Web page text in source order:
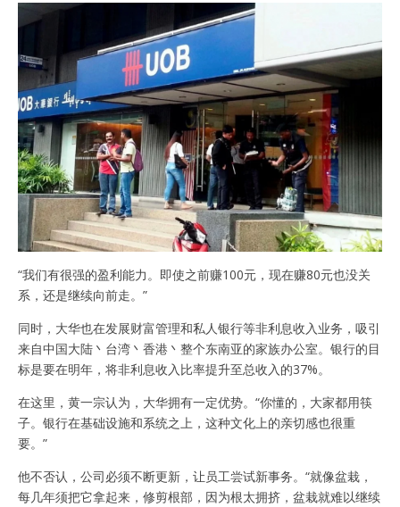
“我们有很强的盈利能力。即使之前赚100元，现在赚80元也没关
系，还是继续向前走。”
同时，大华也在发展财富管理和私人银行等非利息收入业务，吸引
来自中国大陆丶台湾丶香港丶整个东南亚的家族办公室。银行的目
标是要在明年，将非利息收入比率提升至总收入的37%。
在这里，黄一宗认为，大华拥有一定优势。“你懂的，大家都用筷
子。银行在基础设施和系统之上，这种文化上的亲切感也很重
要。”
他不否认，公司必须不断更新，让员工尝试新事务。“就像盆栽，
每几年须把它拿起来，修剪根部，因为根太拥挤，盆栽就难以继续